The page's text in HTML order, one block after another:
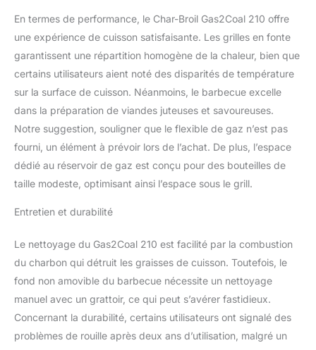
En termes de performance, le Char-Broil Gas2Coal 210 offre
une expérience de cuisson satisfaisante. Les grilles en fonte
garantissent une répartition homogène de la chaleur, bien que
certains utilisateurs aient noté des disparités de température
sur la surface de cuisson. Néanmoins, le barbecue excelle
dans la préparation de viandes juteuses et savoureuses.
Notre suggestion, souligner que le flexible de gaz n’est pas
fourni, un élément à prévoir lors de l’achat. De plus, l’espace
dédié au réservoir de gaz est conçu pour des bouteilles de
taille modeste, optimisant ainsi l’espace sous le grill.
Entretien et durabilité
Le nettoyage du Gas2Coal 210 est facilité par la combustion
du charbon qui détruit les graisses de cuisson. Toutefois, le
fond non amovible du barbecue nécessite un nettoyage
manuel avec un grattoir, ce qui peut s’avérer fastidieux.
Concernant la durabilité, certains utilisateurs ont signalé des
problèmes de rouille après deux ans d’utilisation, malgré un